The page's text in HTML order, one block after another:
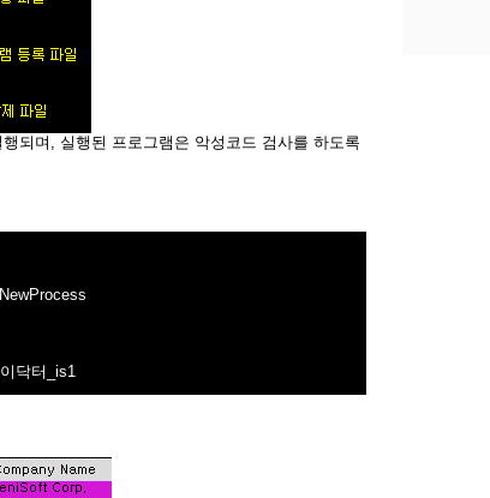
되며, 실행된 프로그램은 악성코드 검사를 하도록
닥터_is1